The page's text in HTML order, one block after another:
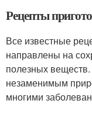
Рецепты
Все известные
направлены на
полезных
незаменимым
многими